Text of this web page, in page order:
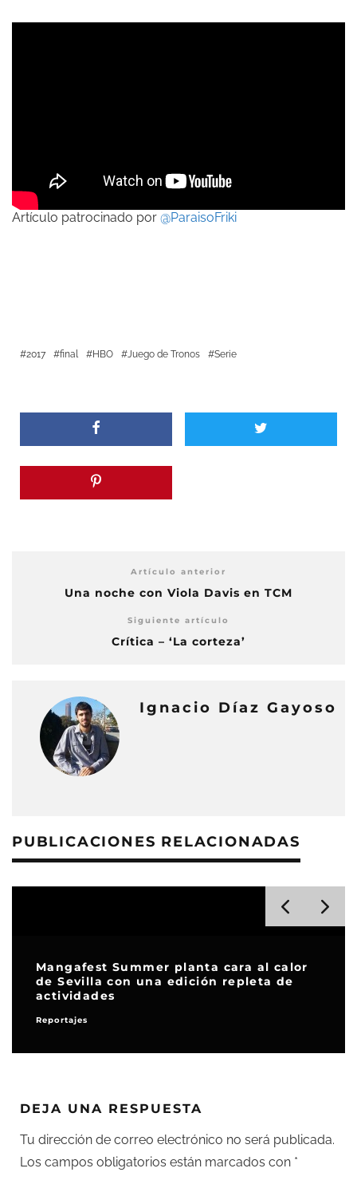
Artículo patrocinado por @ParaisoFriki
2017 final HBO Juego de Tronos Serie
Artículo anterior
Una noche con Viola Davis en TCM
Siguiente artículo
Crítica – ‘La corteza’
Ignacio Díaz Gayoso
PUBLICACIONES RELACIONADAS
Mangafest Summer planta cara al calor
de Sevilla con una edición repleta de
actividades
Reportajes
DEJA UNA RESPUESTA
Tu dirección de correo electrónico no será publicada.
Los campos obligatorios están marcados con *